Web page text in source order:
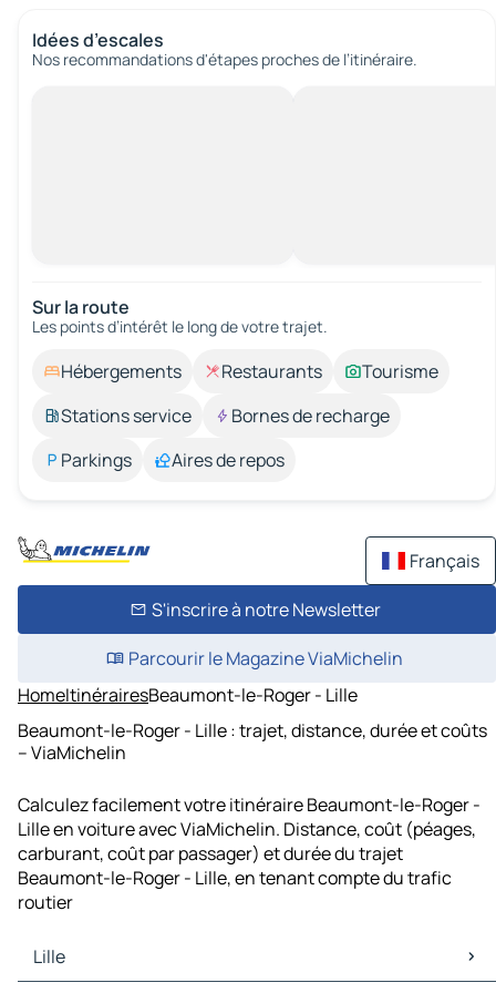
Idées d’escales
Nos recommandations d'étapes proches de l’itinéraire.
Sur la route
Les points d’intérêt le long de votre trajet.
Hébergements Restaurants
Tourisme
Stations service
Bornes de recharge
Parkings
Aires de repos
Français
S'inscrire à notre Newsletter
Parcourir le Magazine ViaMichelin
HomeItinérairesBeaumont-le-Roger - Lille
Beaumont-le-Roger - Lille : trajet, distance, durée et coûts
– ViaMichelin
Calculez facilement votre itinéraire Beaumont-le-Roger -
Lille en voiture avec ViaMichelin. Distance, coût (péages,
carburant, coût par passager) et durée du trajet
Beaumont-le-Roger - Lille, en tenant compte du trafic
routier
Lille